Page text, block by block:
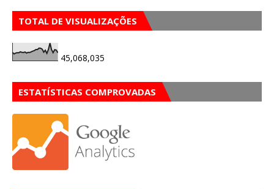
TOTAL DE VISUALIZAÇÕES
45,068,035
ESTATÍSTICAS COMPROVADAS